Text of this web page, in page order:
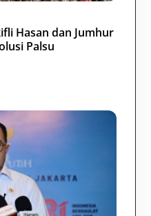
Hasan dan Jumhur
Palsu